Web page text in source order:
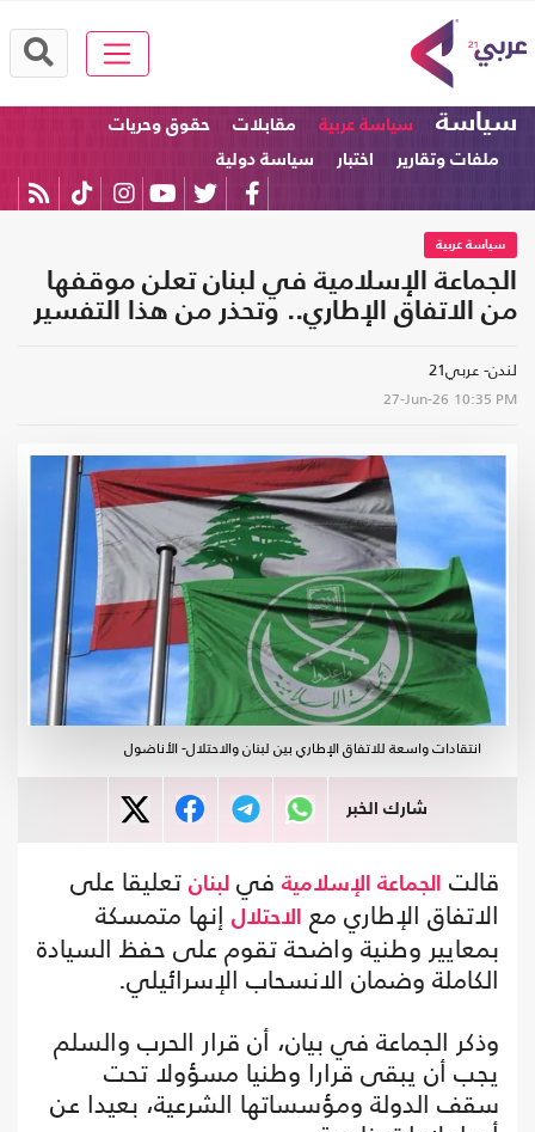
سياسة سياسة عربية مقابلات
حقوق وحريات
ملفات وتقارير
اختبار سياسة دولية
سياسة عربية
الجماعة الإسلامية في لبنان تعلن موقفها
من الاتفاق الإطاري.. وتحذر من هذا التفسير
لندن- عربي21
27-Jun-26 10:35 PM
انتقادات واسعة للاتفاق الإطاري بين لبنان والاحتلال- الأناضول
شارك الخبر
قالت الجماعة الإسلامية في لبنان تعليقا على
الاتفاق الإطاري مع
الاحتلال إنها متمسكة
بمعايير وطنية واضحة تقوم على حفظ السيادة
الكاملة وضمان الانسحاب الإسرائيلي.
وذكر الجماعة في بيان، أن قرار الحرب والسلم
يجب أن يبقى قرارا وطنيا مسؤولا تحت
سقف الدولة ومؤسساتها الشرعية، بعيدا عن